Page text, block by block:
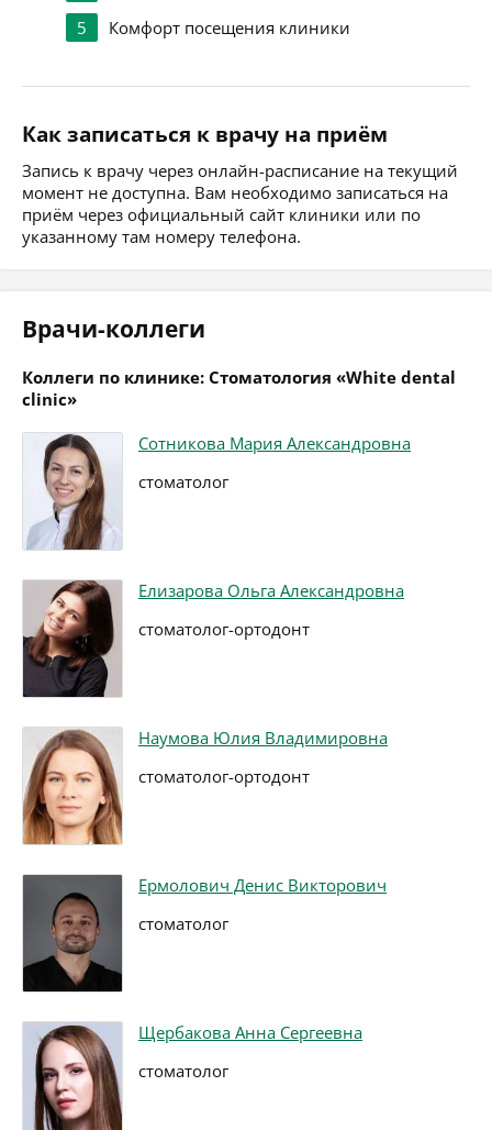
5
Комфорт посещения клиники
Как записаться к врачу на приём
Запись к врачу через онлайн-расписание на текущий
момент не доступна. Вам необходимо записаться на
приём через официальный сайт клиники или по
указанному там номеру телефона.
Врачи-коллеги
Коллеги по клинике: Стоматология «White dental
clinic»
Сотникова Мария Александровна
стоматолог
Елизарова Ольга Александровна
стоматолог-ортодонт
Наумова Юлия Владимировна
стоматолог-ортодонт
Ермолович Денис Викторович
стоматолог
Щербакова Анна Сергеевна
стоматолог